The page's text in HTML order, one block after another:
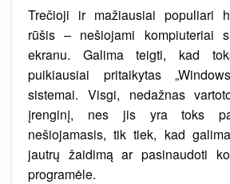
Trečioji ir mažiausiai populiari
rūšis – nešiojami kompiuteriai
ekranu. Galima teigti, kad
puikiausiai pritaikytas
sistemai. Visgi, nedažnas
įrenginį, nes jis yra toks
nešiojamasis, tik tiek, kad
jautrų žaidimą ar pasinaudoti
programėle.